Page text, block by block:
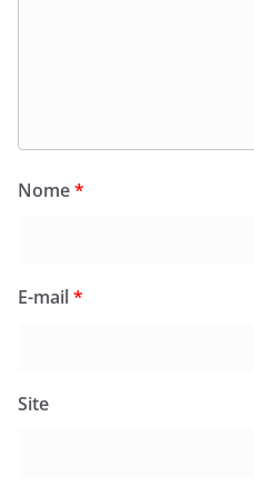
Nome*
E-mail*
Site